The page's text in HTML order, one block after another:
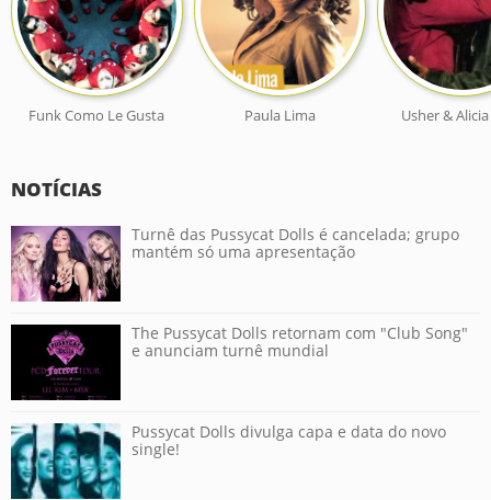
Funk Como Le Gusta Paula Lima Usher &
NOTÍCIAS
Turnê das Pussycat Dolls é cancelada; grupo
mantém só uma apresentação
The Pussycat Dolls retornam com "Club Song"
e anunciam turnê mundial
Pussycat Dolls divulga capa e data do novo
single!